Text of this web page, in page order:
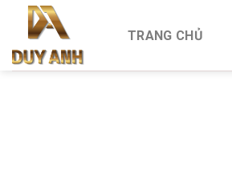
content
TRANG CHỦ